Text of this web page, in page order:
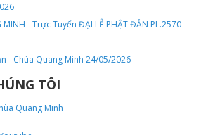
MINH - Trực Tuyến ĐẠI LỄ PHẬT ĐẢN PL.2570
- Chùa Quang Minh 24/05/2026
TÔI
Quang Minh